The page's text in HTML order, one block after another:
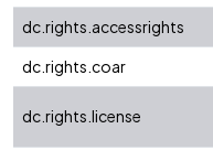
dc.rights.accessrights
dc.rights.coar
dc.rights.license